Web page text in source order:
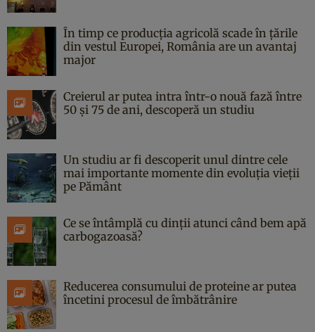
În timp ce producția agricolă scade în țările
din vestul Europei, România are un avantaj
major
Creierul ar putea intra într-o nouă fază între
50 și 75 de ani, descoperă un studiu
Un studiu ar fi descoperit unul dintre cele
mai importante momente din evoluția vieții
pe Pământ
Ce se întâmplă cu dinții atunci când bem apă
carbogazoasă?
Reducerea consumului de proteine ar putea
încetini procesul de îmbătrânire